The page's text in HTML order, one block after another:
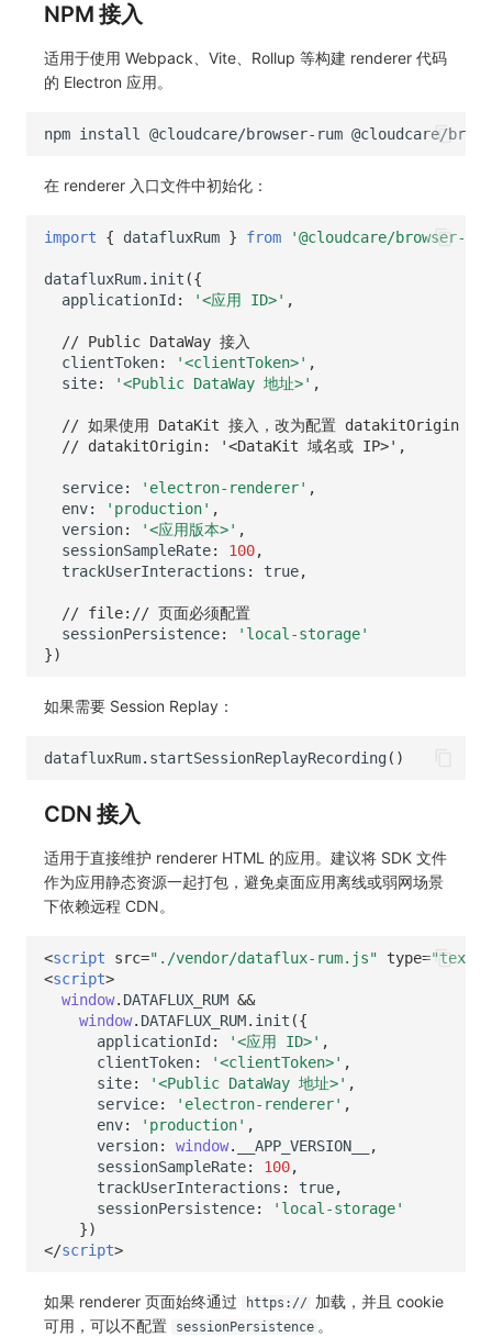
敏感数据扫描
实验室
快照管理
DQL 数据查询
图表图片
NPM 接入
适用于使用 Webpack、Vite、Rollup 等构建 renderer 代码
的 Electron 应用。
npm install @cloudcare/browser-rum
在 renderer 入口文件中初始化：
import { datafluxRum } from '@cloudcare/browser-
datafluxRum. init ({
applicationId: '<应用 ID>' ,
// Public DataWay 接入
clientToken: '<clientToken>' ,
site: '<Public DataWay 地址>' ,
// 如果使用 DataKit 接入，改为配置 datakitOrigin
// datakitOrigin: '<DataKit 域名或 IP>',
service: 'electron-renderer' ,
env: 'production' ,
version: '<应用版本>' ,
sessionSampleRate: 100,
trackUserInteractions : true,
// file:// 页面必须配置
sessionPersistence:
'local-storage'
})
如果需要 Session Replay：
datafluxRum. startSessionReplayRecording()
CDN 接入
适用于直接维护 renderer HTML 的应用。建议将 SDK 文件
作为应用静态资源一起打包，避免桌面应用离线或弱网场景
下依赖远程 CDN。
<script src="./vendor/dataflux-rum.js" type="text/
<script>
window. DATAFLUX_RUM &&
window. DATAFLUX_RUM. init ({
applicationId: '<应用 ID>' ,
clientToken: '<clientToken>' ,
site: '<Public DataWay 地址>' ,
service: 'electron-renderer' ,
env: 'production' ,
version: window. __APP_VERSION__
,
sessionSampleRate: 100,
trackUserInteractions : true,
sessionPersistence:
'local-storage'
})
</script>
如果 renderer 页面始终通过 https://
加载，并且 cookie
可用，可以不配置
sessionPersistence 。